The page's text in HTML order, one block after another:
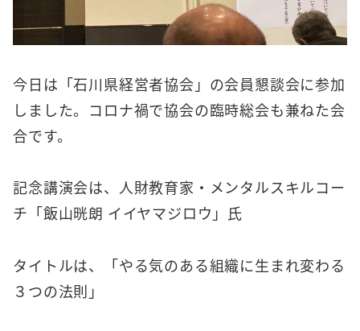
今日は「石川県経営者協会」の会員懇談会に参加
しました。コロナ禍で協会の臨時総会も兼ねた会
合です。
記念講演会は、人財教育家・メンタルスキルコー
チ「飯山晄朗 イイヤマジロウ」氏
タイトルは、「やる気のある組織に生まれ変わる
３つの法則」